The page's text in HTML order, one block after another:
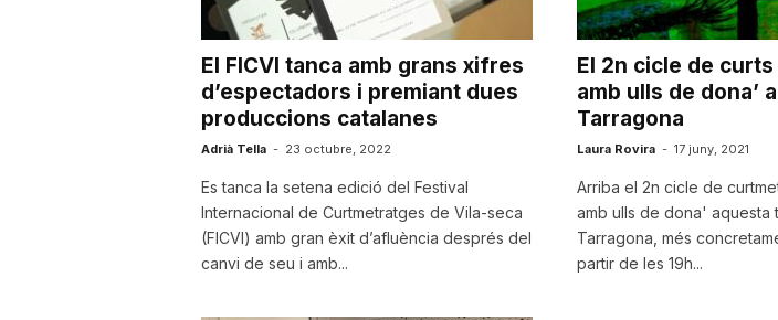
t
d
e
El FICVI tanca amb grans xifres
d’espectadors i premiant dues
produccions catalanes
Adrià Tella - 23 octubre, 2022
Es tanca la setena edició del Festival
Internacional de Curtmetratges de Vila-seca
(FICVI) amb gran èxit d’afluència després del
canvi de seu i amb...
El 2n cicle de curts
amb ulls de dona’
Tarragona
Laura Rovira - 17 juny, 2021
Arriba el 2n cicle de
amb ulls de dona' aquesta
Tarragona, més
partir de les 19h...